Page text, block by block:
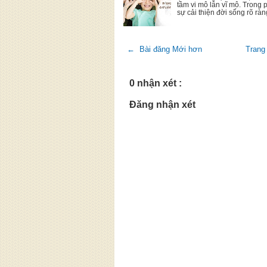
tầm vi mô lẫn vĩ mô. Trong
sự cải thiện đời sống rõ
← Bài đăng Mới hơn Trang
0 nhận xét :
Đăng nhận xét